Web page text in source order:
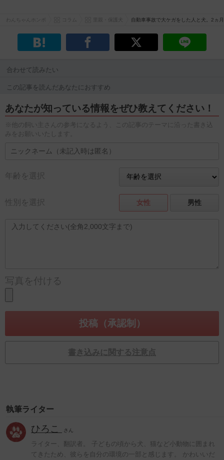
里親・保護犬 自動車事故で大ケガをした人と犬。2ヵ
合わせて読みたい
この記事を読んだあなたにおすすめ
あなたが知っている情報をぜひ教えてください！
※他の飼い主さんの参考になるよう、この記事のテーマに沿った書き込
みをお願いいたします。
年齢を選択
性別を選択 女性 男性
写真を付ける
書き込みに関する注意点
執筆ライター
ひろこ さん
ライター、翻訳者。 子どもの頃から犬、猫など小動物に囲まれ
てきたため、彼らを自分の環境の一部と感じます。 かわいいだ